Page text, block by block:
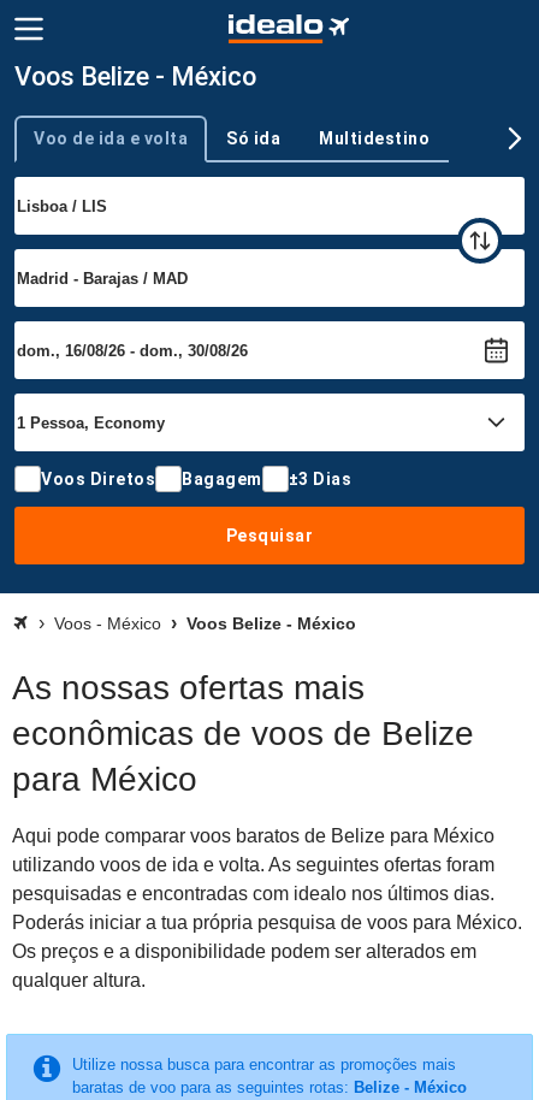
Voos Belize - México
Tipo de viagem
Voo de ida e volta Só ida Multidestino
Voos Diretos Bagagem ±3 Dias
Pesquisar
Voos - México Voos Belize - México
As nossas ofertas mais
econômicas de voos de Belize
para México
Aqui pode comparar voos baratos de Belize para México
utilizando voos de ida e volta. As seguintes ofertas foram
pesquisadas e encontradas com idealo nos últimos dias.
Poderás iniciar a tua própria pesquisa de voos para México.
Os preços e a disponibilidade podem ser alterados em
qualquer altura.
Utilize nossa busca para encontrar as promoções mais
baratas de voo para as seguintes rotas: Belize - México